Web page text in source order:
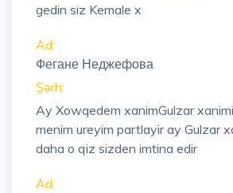
gedin siz Kemale x
Ad:
Фегане Неджефова
Şərh:
Ay Xowqedem xanimGulzar
menim ureyim partlayir ay Gulzar
daha o qiz sizden imtina edir
Ad: